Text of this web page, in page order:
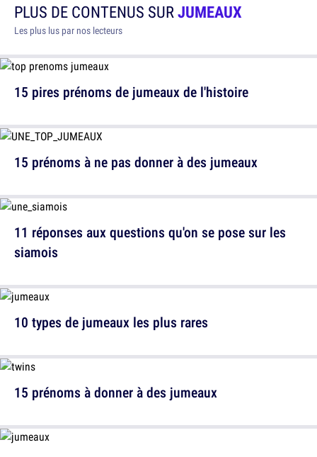
PLUS DE CONTENUS SURJUMEAUX
Les plus lus par nos lecteurs
15 pires prénoms de jumeaux de l'histoire
11 réponses aux questions qu'on se pose sur les
siamois
15 prénoms à donner à des jumeaux
15 prénoms à ne pas donner à des jumeaux
10 types de jumeaux les plus rares